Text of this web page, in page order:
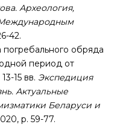
Археология,
42.
обряда
период от
15 вв. Экспедиция
Актуальные
Беларуси и
p. 59-77.